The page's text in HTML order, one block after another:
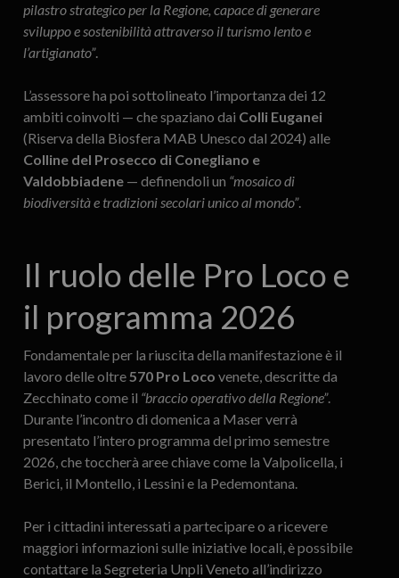
pilastro strategico per la Regione, capace di generare
sviluppo e sostenibilità attraverso il turismo lento e
l’artigianato”.
L’assessore ha poi sottolineato l’importanza dei 12
ambiti coinvolti — che spaziano dai Colli Euganei
(Riserva della Biosfera MAB Unesco dal 2024) alle
Colline del Prosecco di Conegliano e
Valdobbiadene— definendoli un “mosaico di
biodiversità e tradizioni secolari unico al mondo”.
Il ruolo delle Pro Loco e
il programma 2026
Fondamentale per la riuscita della manifestazione è il
lavoro delle oltre570 Pro Loco venete, descritte da
Zecchinato come il “braccio operativo della Regione”.
Durante l’incontro di domenica a Maser verrà
presentato l’intero programma del primo semestre
2026, che toccherà aree chiave come la Valpolicella, i
Berici, il Montello, i Lessini e la Pedemontana.
Per i cittadini interessati a partecipare o a ricevere
maggiori informazioni sulle iniziative locali, è possibile
contattare la Segreteria Unpli Veneto all’indirizzo